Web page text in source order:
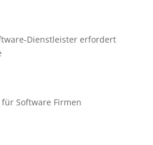
Dienstleister erfordert
Software Firmen